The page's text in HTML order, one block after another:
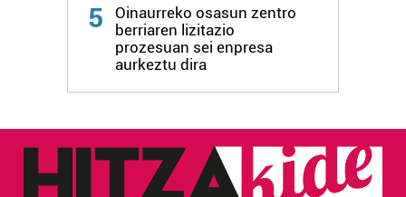
5
Oinaurreko osasun zentro
berriaren lizitazio
prozesuan sei enpresa
aurkeztu dira